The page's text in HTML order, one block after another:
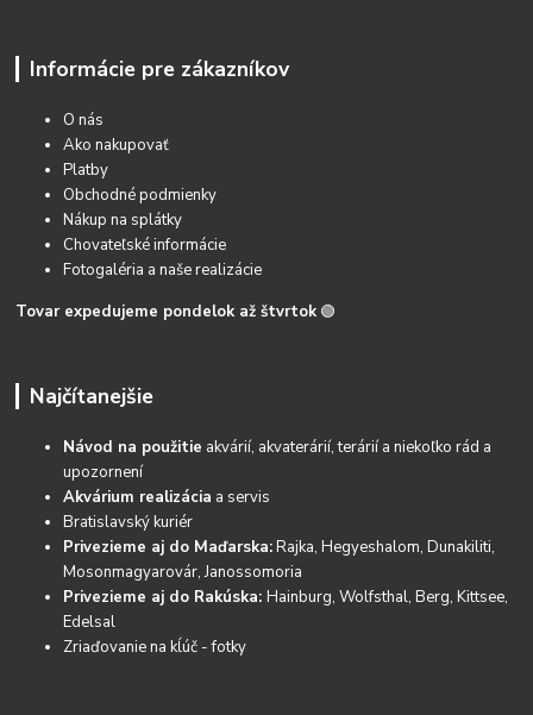
Informácie pre zákazníkov
O nás
Ako nakupovať
Platby
Obchodné podmienky
Nákup na splátky
Chovateľské informácie
Fotogaléria a naše realizácie
Tovar expedujeme pondelok až štvrtok 🟢
Najčítanejšie
Návod na použitie akvárií, akvaterárií, terárií a niekoľko rád a
upozornení
Akvárium realizácia a servis
Bratislavský kuriér
Privezieme aj do Maďarska:Rajka, Hegyeshalom, Dunakiliti,
Mosonmagyarovár, Janossomoria
Privezieme aj do Rakúska:Hainburg, Wolfsthal, Berg, Kittsee,
Edelsal
Zriaďovanie na kĺúč - fotky